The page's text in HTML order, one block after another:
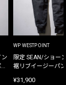
ン
WP WESTPOINT
限定 SEAN/ショー
裾リブイージーパ
¥31,900